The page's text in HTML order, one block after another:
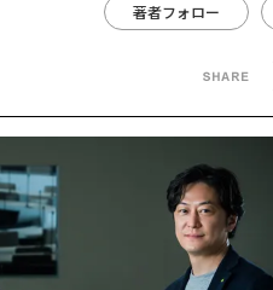
著者フォロー